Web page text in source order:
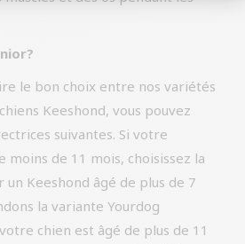
le bon choix entre nos variétés
Keeshond, vous pouvez
suivantes. Si votre
moins de 11 mois, choisissez la
un Keeshond âgé de plus de 7
la variante Yourdog
chien est âgé de plus de 11